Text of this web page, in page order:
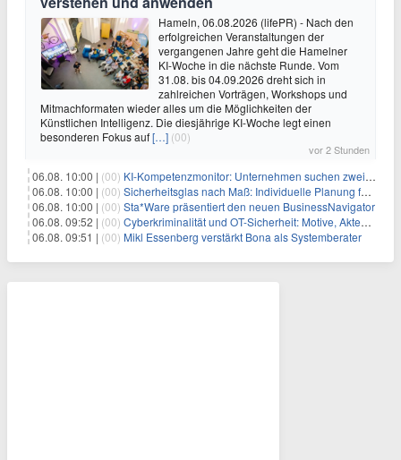
Hameln, 06.08.2026 (lifePR) - Nach den
erfolgreichen Veranstaltungen der
vergangenen Jahre geht die Hamelner
KI-Woche in die nächste Runde. Vom
31.08. bis 04.09.2026 dreht sich in
zahlreichen Vorträgen, Workshops und
Mitmachformaten wieder alles um die Möglichkeiten der
Künstlichen Intelligenz. Die diesjährige KI-Woche legt einen
besonderen Fokus auf[…] (00)
vor 2 Stunden
06.08. 10:00 | (00) KI-Kompetenzmonitor: Unternehmen suchen zwei Drittel mehr KI-Experten
06.08. 10:00 | (00) Sicherheitsglas nach Maß: Individuelle Planung für anspruchsvolle Sicherheitsanforderungen
06.08. 10:00 | (00) Sta*Ware präsentiert den neuen BusinessNavigator
06.08. 09:52 | (00) Cyberkriminalität und OT-Sicherheit: Motive, Akteure und Risiken
06.08. 09:51 | (00) Mikl Essenberg verstärkt Bona als Systemberater